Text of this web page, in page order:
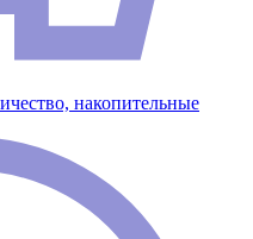
накопительные